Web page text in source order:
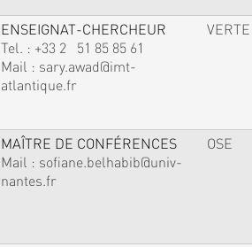
ENSEIGNAT-CHERCHEUR
Tel. : +33 2 51 85 85 61
Mail : sary.awad@imt-
atlantique.fr
VERTE
MAÎTRE DE CONFÉRENCES
Mail : sofiane.belhabib@univ-
nantes.fr
OSE